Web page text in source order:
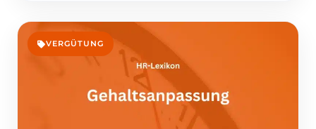
Wesentlichen handelt es sich um Arbeitszeit, die
über die vereinbarte Stundenzahl hinausgeht. In
Deutschland regelt […]
VERGÜTUNG